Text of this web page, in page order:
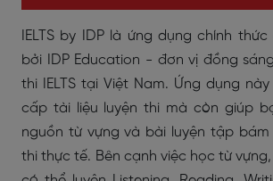
IELTS by IDP là ứng dụng chính
bởi IDP Education - đơn vị đồng
thi IELTS tại Việt Nam. Ứng dụng
cấp tài liệu luyện thi mà còn giúp
nguồn từ vựng và bài luyện tập
thi thực tế. Bên cạnh việc học từ